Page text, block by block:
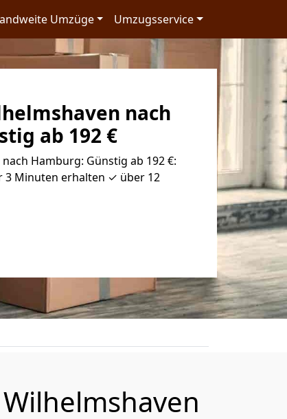
Umzüge Umzugsservice
nach
ab 192 €
Hamburg: Günstig ab 192 €:
3 Minuten erhalten ✓ über 12